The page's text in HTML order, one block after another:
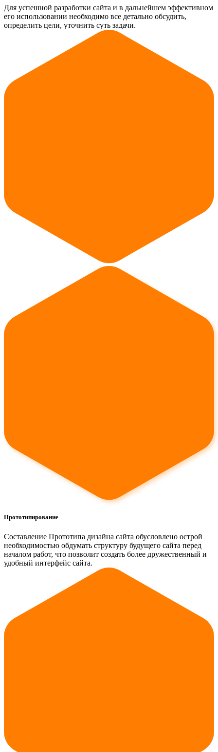
Для успешной разработки сайта и в дальнейшем эффективном
его использовании необходимо все детально обсудить,
определить цели, уточнить суть задачи.
Прототипирование
Составление Прототипа дизайна сайта обусловлено острой
необходимостью обдумать структуру будущего сайта перед
началом работ, что позволит создать более дружественный и
удобный интерфейс сайта.